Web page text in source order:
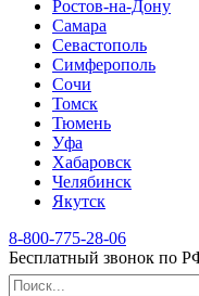
Ростов-на-Дону
Самара
Севастополь
Симферополь
Сочи
Томск
Тюмень
Уфа
Хабаровск
Челябинск
Якутск
8-800-775-28-06
Бесплатный звонок по